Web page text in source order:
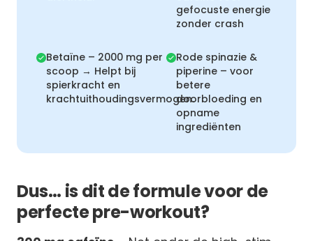
gefocuste energie
zonder crash
Betaïne – 2000 mg per
scoop → Helpt bij
spierkracht en
krachtuithoudingsvermogen.
Rode spinazie &
piperine – voor
betere
doorbloeding en
opname
ingrediënten
Dus… is dit de formule voor de
perfecte pre-workout?